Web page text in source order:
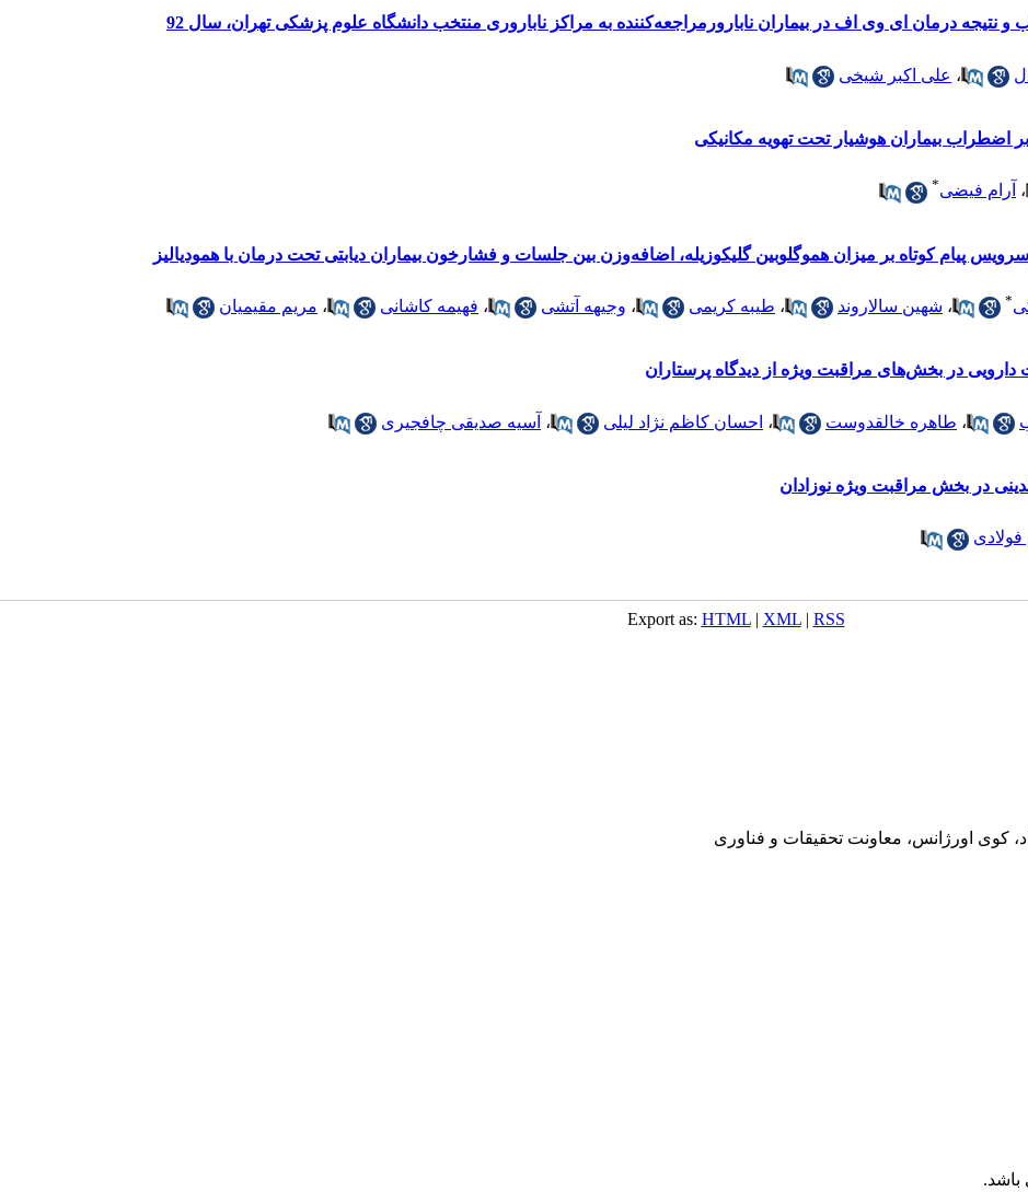
نتیجه درمان ای وی اف در بیماران نابارورمراجعه‌کننده به مراکز ناباروری منتخب دانشگاه علوم پزشکی تهران، سال 92
، علی اکبر شیخی
بر اضطراب بیماران هوشیار تحت تهویه مکانیکی
، آرام فیضی*
پیام کوتاه بر میزان هموگلوبین گلیکوزیله، اضافه‌وزن بین جلسات و فشارخون بیماران دیابتی تحت درمان با همودیالیز
* ، شهین سالاروند ، طیبه کریمی ، وجیهه آتشی ، فهیمه کاشانی ، مریم مقیمیان
دارویی در بخش‌های مراقبت ویژه از دیدگاه پرستاران
، طاهره خالقدوست ، احسان کاظم نژاد لیلی ، آسیه صدیقی چافجیری
در بخش مراقبت ویژه نوزادان
Export as: HTML| XML| RSS
کوی اورژانس، معاونت تحقیقات و فناوری